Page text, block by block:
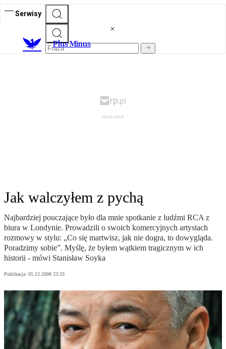
Serwisy
Plus Minus
Jak walczyłem z pychą
Najbardziej pouczające było dla mnie spotkanie z ludźmi RCA z
biura w Londynie. Prowadzili o swoich komercyjnych artystach
rozmowy w stylu: „Co się martwisz, jak nie dogra, to dowygląda.
Poradzimy sobie”. Myślę, że byłem wątkiem tragicznym w ich
historii - mówi Stanisław Soyka
Publikacja: 05.12.2008 23:33